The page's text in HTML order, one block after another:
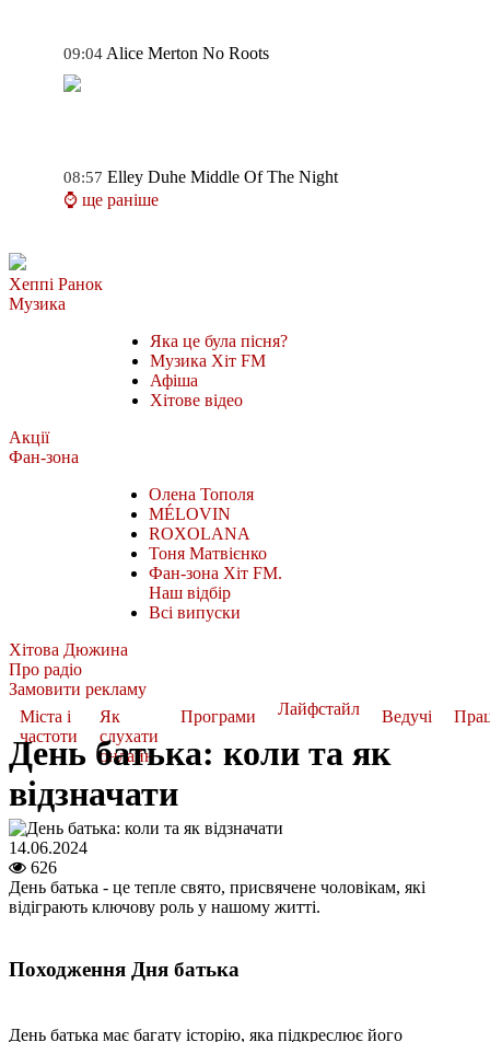
09:04 Alice Merton No Roots
08:57 Elley Duhe Middle Of The Night
⌚ ще раніше
Хеппі Ранок
Музика
Яка це була пісня?
Музика Хіт FM
Афіша
Хітове відео
Акції
Фан-зона
Олена Тополя
MÉLOVIN
ROXOLANA
Тоня Матвієнко
Фан-зона Хіт FM.
Наш відбір
Всі випуски
Хітова Дюжина
Про радіо
Замовити рекламу
Міста і
частоти
Як
слухати
онлайн
Програми Лайфстайл Ведучі
День батька: коли та як
відзначати
14.06.2024
626
День батька - це тепле свято, присвячене чоловікам, які
відіграють ключову роль у нашому житті.
Походження Дня батька
День батька має багату історію, яка підкреслює його